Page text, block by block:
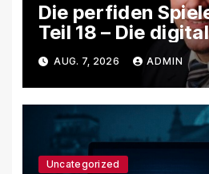
Die perfiden
Teil 18 – Die
Wie rechte
Trollfarmen und
Agenda in
verstärken
AUG. 7, 2026 ADMIN
Uncategorized